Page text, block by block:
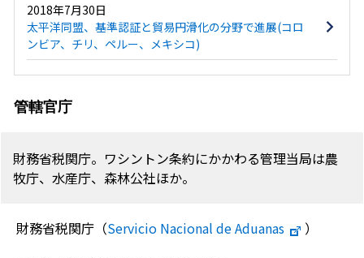
2018年7月30日
太平洋同盟、基準認証と貿易円滑化の分野で進展(コロ
ンビア、チリ、ペルー、メキシコ)
管轄官庁
財務省税関庁。ワシントン条約にかかわる管理当局は農
牧庁、水産庁、森林公社ほか。
財務省税関庁（Servicio Nacional de Aduanas ）